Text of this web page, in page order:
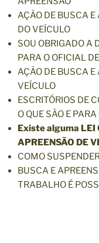
AÇÃO DE BUSCA
DO VEÍCULO
SOU OBRIGADO A
PARA O OFICIAL
AÇÃO DE BUSCA E
VEÍCULO
ESCRITÓRIOS DE
O QUE SÃO E
Existe alguma LEI
APREENSÃO DE
COMO
BUSCA E
TRABALHO É